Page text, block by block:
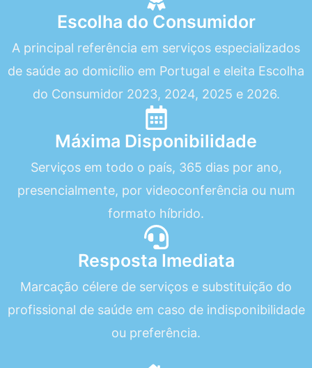
Escolha do Consumidor
A principal referência em serviços especializados
de saúde ao domicílio em Portugal e eleita Escolha
do Consumidor 2023, 2024, 2025 e 2026.
Máxima Disponibilidade
Serviços em todo o país, 365 dias por ano,
presencialmente, por videoconferência ou num
formato híbrido.
Resposta Imediata
Marcação célere de serviços e substituição do
profissional de saúde em caso de indisponibilidade
ou preferência.